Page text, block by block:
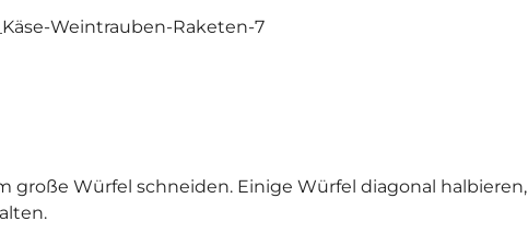
große Würfel schneiden. Einige Würfel diagonal halbieren,